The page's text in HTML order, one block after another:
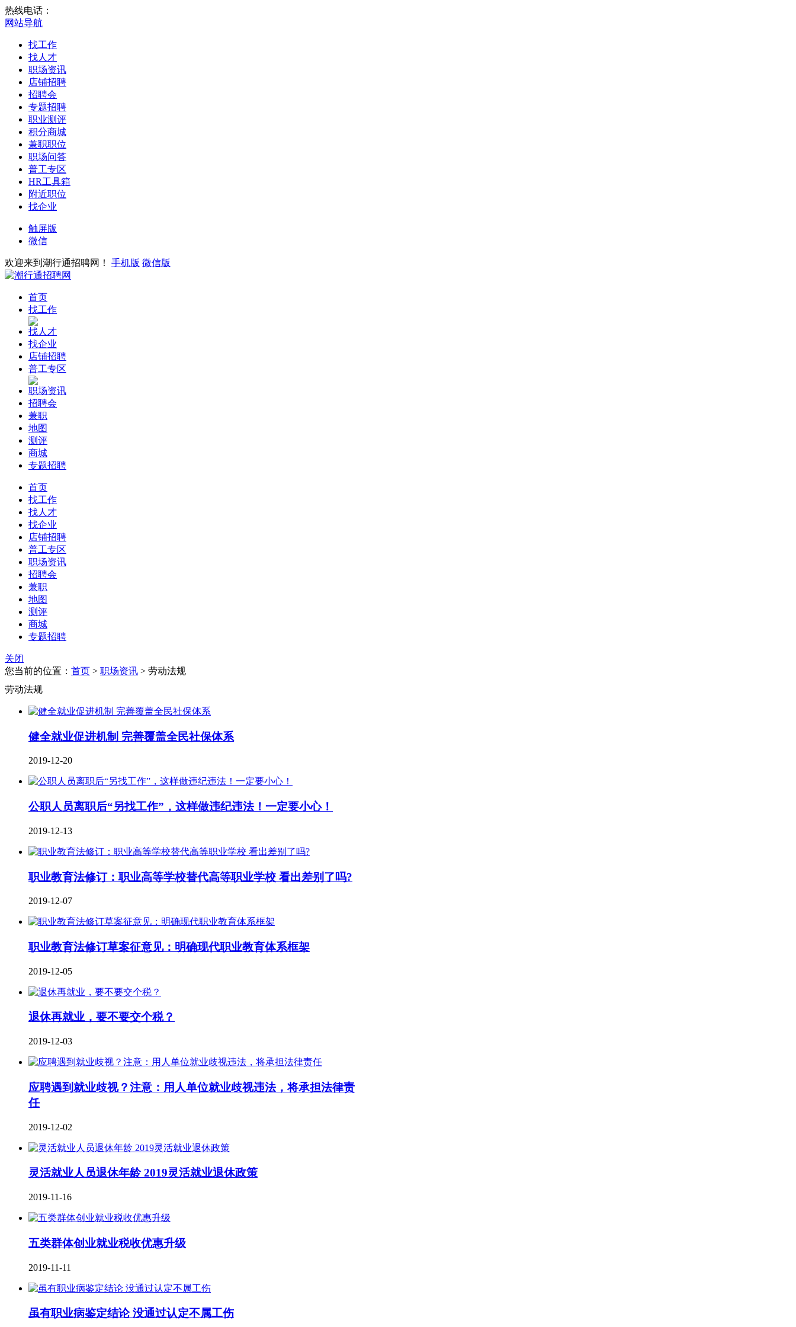
热线电话：
网站导航
找工作
找人才
职场资讯
店铺招聘
招聘会
专题招聘
职业测评
积分商城
兼职职位
职场问答
普工专区
HR工具箱
附近职位
找企业
触屏版
微信
欢迎来到潮行通招聘网！ 手机版 微信版
首页
找工作
找人才
找企业
店铺招聘
普工专区
职场资讯
招聘会
兼职
地图
测评
商城
专题招聘
首页
找工作
找人才
找企业
店铺招聘
普工专区
职场资讯
招聘会
兼职
地图
测评
商城
专题招聘
关闭
您当前的位置： 首页 > 职场资讯 > 劳动法规
劳动法规
健全就业促进机制 完善覆盖全民社保体系
2019-12-20
公职人员离职后“另找工作”，这样做违纪违法！一定要小心！
2019-12-13
职业教育法修订：职业高等学校替代高等职业学校 看出差别了吗?
2019-12-07
职业教育法修订草案征意见：明确现代职业教育体系框架
2019-12-05
退休再就业，要不要交个税？
2019-12-03
应聘遇到就业歧视？注意：用人单位就业歧视违法，将承担法律责
任
2019-12-02
灵活就业人员退休年龄 2019灵活就业退休政策
2019-11-16
五类群体创业就业税收优惠升级
2019-11-11
虽有职业病鉴定结论 没通过认定不属工伤